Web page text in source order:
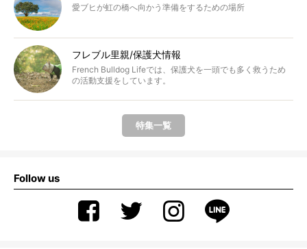
愛ブヒが虹の橋へ向かう準備をするための場所
フレブル里親/保護犬情報
French Bulldog Lifeでは、保護犬を一頭でも多く救うため
の活動支援をしています。
特集一覧
Follow us